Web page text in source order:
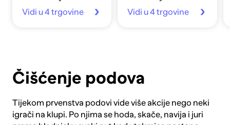
Vidi u 4 trgovine Vidi u 4 trgovine
Čišćenje podova
Tijekom prvenstva podovi vide više akcije nego neki
igrači na klupi. Po njima se hoda, skače, navija i juri